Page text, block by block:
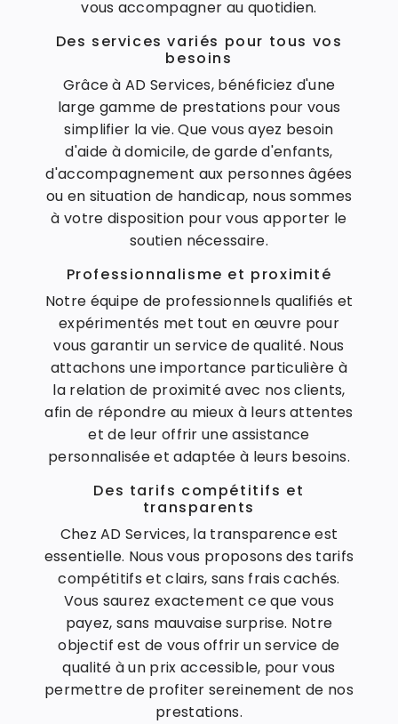
vous accompagner au quotidien.
Des services variés pour tous vos
besoins
Grâce à AD Services, bénéficiez d'une
large gamme de prestations pour vous
simplifier la vie. Que vous ayez besoin
d'aide à domicile, de garde d'enfants,
d'accompagnement aux personnes âgées
ou en situation de handicap, nous sommes
à votre disposition pour vous apporter le
soutien nécessaire.
Professionnalisme et proximité
Notre équipe de professionnels qualifiés et
expérimentés met tout en œuvre pour
vous garantir un service de qualité. Nous
attachons une importance particulière à
la relation de proximité avec nos clients,
afin de répondre au mieux à leurs attentes
et de leur offrir une assistance
personnalisée et adaptée à leurs besoins.
Des tarifs compétitifs et
transparents
Chez AD Services, la transparence est
essentielle. Nous vous proposons des tarifs
compétitifs et clairs, sans frais cachés.
Vous saurez exactement ce que vous
payez, sans mauvaise surprise. Notre
objectif est de vous offrir un service de
qualité à un prix accessible, pour vous
permettre de profiter sereinement de nos
prestations.